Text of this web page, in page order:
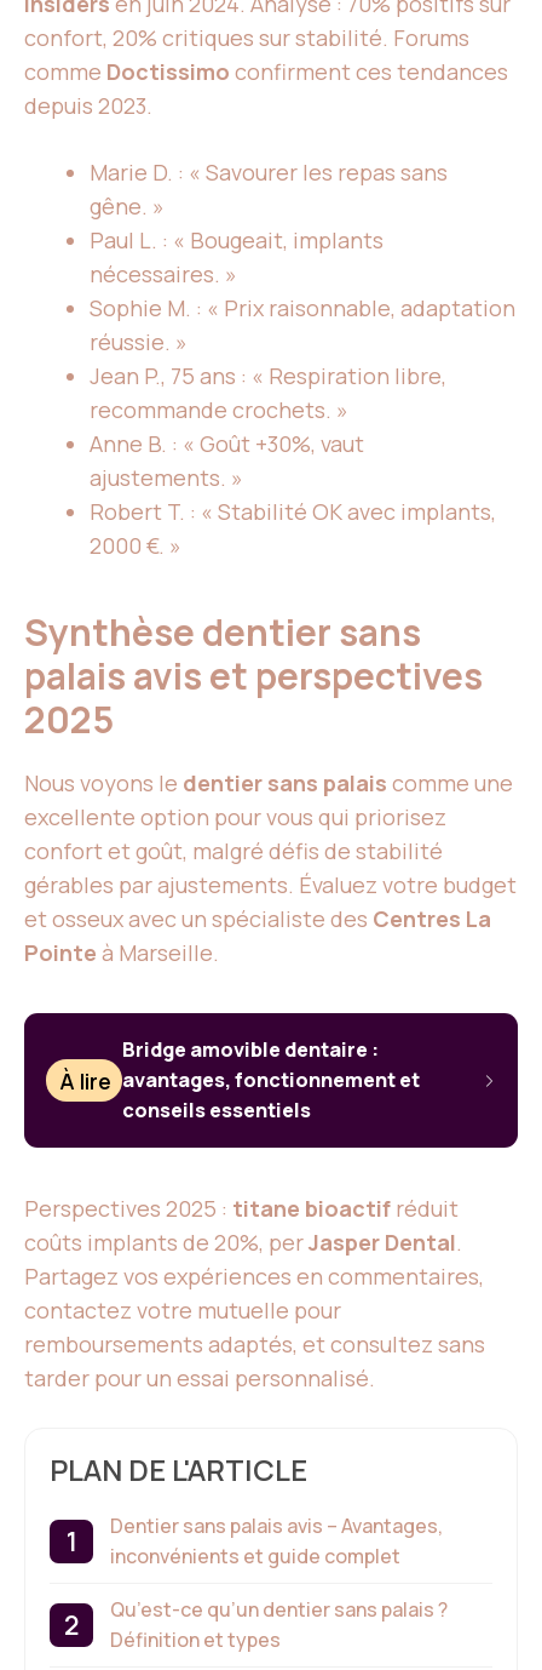
confort, 20% critiques sur stabilité. Forums
comme Doctissimo confirment ces tendances
depuis 2023.
Marie D. : « Savourer les repas sans
gêne. »
Paul L. : « Bougeait, implants
nécessaires. »
Sophie M. : « Prix raisonnable, adaptation
réussie. »
Jean P., 75 ans : « Respiration libre,
recommande crochets. »
Anne B. : « Goût +30%, vaut
ajustements. »
Robert T. : « Stabilité OK avec implants,
2000 €. »
Synthèse dentier sans
palais avis et perspectives
2025
Nous voyons le dentier sans palais comme une
excellente option pour vous qui priorisez
confort et goût, malgré défis de stabilité
gérables par ajustements. Évaluez votre budget
et osseux avec un spécialiste des Centres La
Pointe à Marseille.
À lire
Bridge amovible dentaire :
avantages, fonctionnement et
conseils essentiels
Perspectives 2025 : titane bioactif réduit
coûts implants de 20%, perJasper Dental.
Partagez vos expériences en commentaires,
contactez votre mutuelle pour
remboursements adaptés, et consultez sans
tarder pour un essai personnalisé.
PLAN DE L'ARTICLE
Dentier sans palais avis – Avantages,
inconvénients et guide complet
Qu’est-ce qu’un dentier sans palais ?
Définition et types